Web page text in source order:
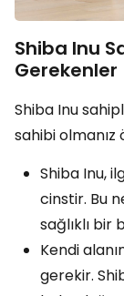
Shiba Inu
Gerekenler
Shiba Inu
sahibi olmanız
Shiba Inu,
cinstir. Bu
sağlıklı bir
Kendi
gerekir.